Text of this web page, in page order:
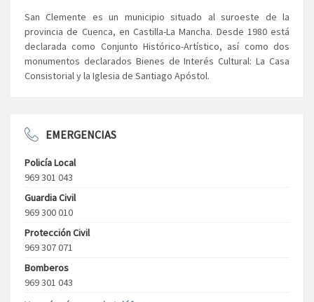
San Clemente es un municipio situado al suroeste de la
provincia de Cuenca, en Castilla-La Mancha. Desde 1980 está
declarada como Conjunto Histórico-Artístico, así como dos
monumentos declarados Bienes de Interés Cultural: La Casa
Consistorial y la Iglesia de Santiago Apóstol.
EMERGENCIAS
Policía Local
969 301 043
Guardia Civil
969 300 010
Protección Civil
969 307 071
Bomberos
969 301 043